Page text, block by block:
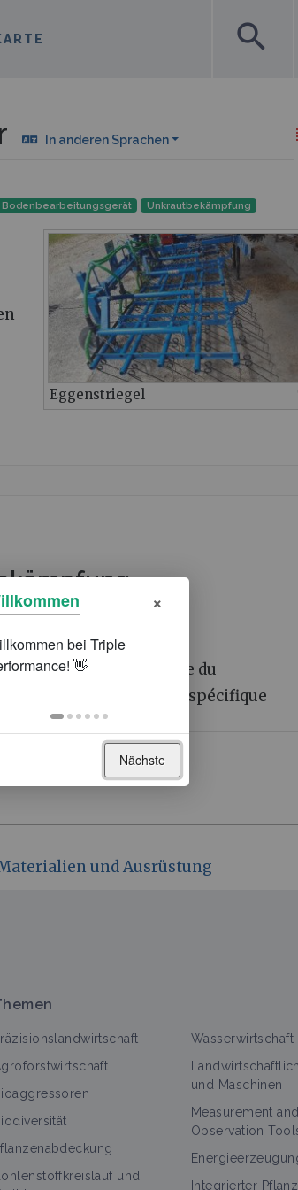
search
In anderen Sprachen
Unkrautbekämpfung
Eggenstriegel
financé dans le cadre du
avec un avantage spécifique
und Ausrüstung
und
Wasserwirtschaft
und Maschinen
Measurement and
Observation
Integrierter
×
Nächste